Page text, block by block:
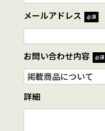
メールアドレス 必須
お問い合わせ内容 必須
詳細